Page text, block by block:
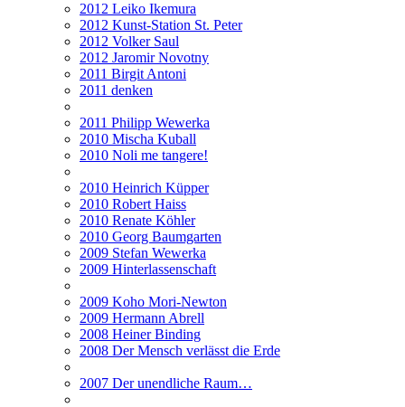
2012 Leiko Ikemura
2012 Kunst-Station St. Peter
2012 Volker Saul
2012 Jaromir Novotny
2011 Birgit Antoni
2011 denken
2011 Philipp Wewerka
2010 Mischa Kuball
2010 Noli me tangere!
2010 Heinrich Küpper
2010 Robert Haiss
2010 Renate Köhler
2010 Georg Baumgarten
2009 Stefan Wewerka
2009 Hinterlassenschaft
2009 Koho Mori-Newton
2009 Hermann Abrell
2008 Heiner Binding
2008 Der Mensch verlässt die Erde
2007 Der unendliche Raum…